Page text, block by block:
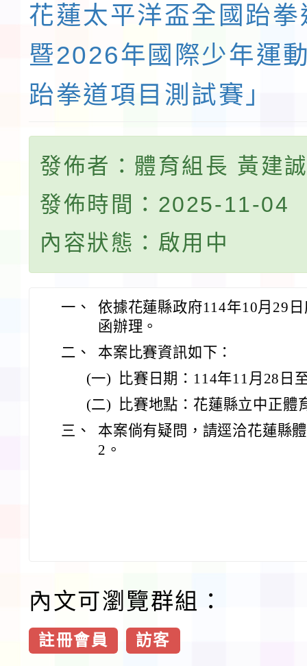
花蓮太平洋盃全國跆
暨2026年國際少年運
跆拳道項目測試賽」
發佈者：體育組長 黃建
發佈時間：2025-11-04
內容狀態：啟用中
一、
依據花蓮縣政府114年10月29
函辦理。
二、
本案比賽資訊如下：
(一) 比賽日期：114年11月28日
(二) 比賽地點：花蓮縣立中正體
三、
本案倘有疑問，請逕洽花蓮縣
2。
內文可瀏覽群組：
註冊會員 訪客